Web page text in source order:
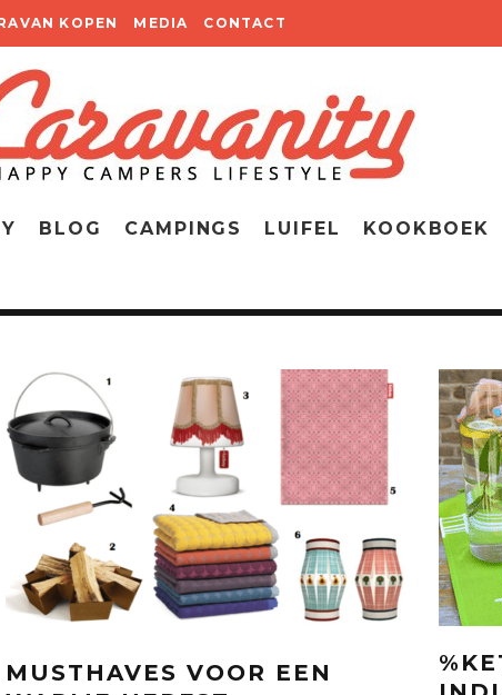
KOPEN MEDIA CONTACT
BLOG CAMPINGS LUIFEL KOOKBOEK
MUSTHAVES VOOR EEN